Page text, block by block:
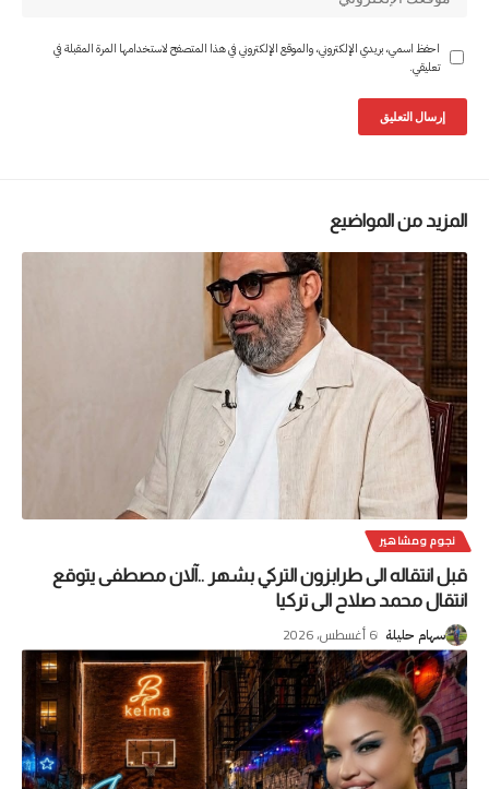
احفظ اسمي، بريدي الإلكتروني، والموقع الإلكتروني في هذا المتصفح لاستخدامها المرة المقبلة في
تعليقي.
المزيد من المواضيع
نجوم ومشاهير
قبل انتقاله الى طرابزون التركي بشهر ..آلان مصطفى يتوقع
انتقال محمد صلاح الى تركيا
سهام حليلة 6 أغسطس، 2026